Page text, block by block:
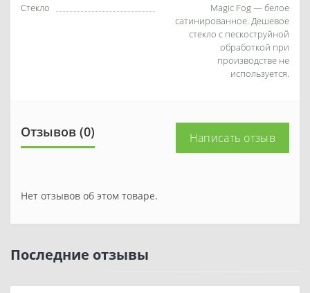
Стекло
Magic Fog — белое
сатинированное. Дешевое
стекло с пескоструйной
обработкой при
производстве не
используется.
Отзывов (0) Написать отзыв
Нет отзывов об этом товаре.
Последние отзывы